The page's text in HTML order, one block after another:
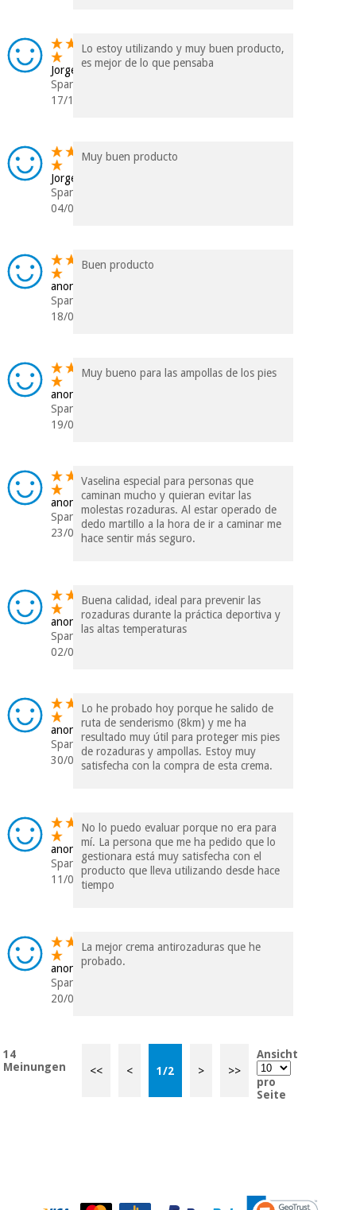
Jorge
Spanien
17/12/2025
Lo estoy utilizando y muy buen producto,
es mejor de lo que pensaba
Jorge
Spanien
04/09/2025
Muy buen producto
anonym
Spanien
18/06/2024
Buen producto
anonym
Spanien
19/05/2024
Muy bueno para las ampollas de los pies
anonym
Spanien
23/09/2023
Vaselina especial para personas que
caminan mucho y quieran evitar las
molestas rozaduras. Al estar operado de
dedo martillo a la hora de ir a caminar me
hace sentir más seguro.
anonym
Spanien
02/09/2023
Buena calidad, ideal para prevenir las
rozaduras durante la práctica deportiva y
las altas temperaturas
anonym
Spanien
30/04/2023
Lo he probado hoy porque he salido de
ruta de senderismo (8km) y me ha
resultado muy útil para proteger mis pies
de rozaduras y ampollas. Estoy muy
satisfecha con la compra de esta crema.
anonym
Spanien
11/04/2023
No lo puedo evaluar porque no era para
mí. La persona que me ha pedido que lo
gestionara está muy satisfecha con el
producto que lleva utilizando desde hace
tiempo
anonym
Spanien
20/02/2023
La mejor crema antirozaduras que he
probado.
14
Meinungen
<< < 1/2 > >>
Ansicht
pro
Seite